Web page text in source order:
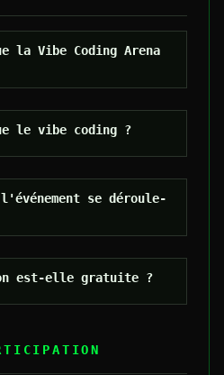
la Vibe Coding Arena
le vibe coding ?
se déroule-
est-elle gratuite ?